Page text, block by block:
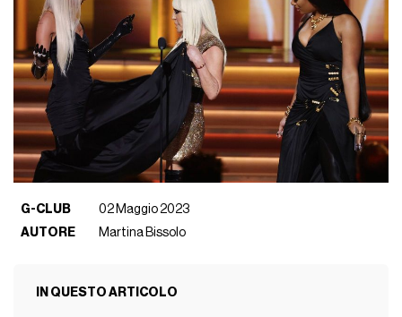
G-CLUB
02 Maggio 2023
AUTORE
Martina Bissolo
IN QUESTO ARTICOLO